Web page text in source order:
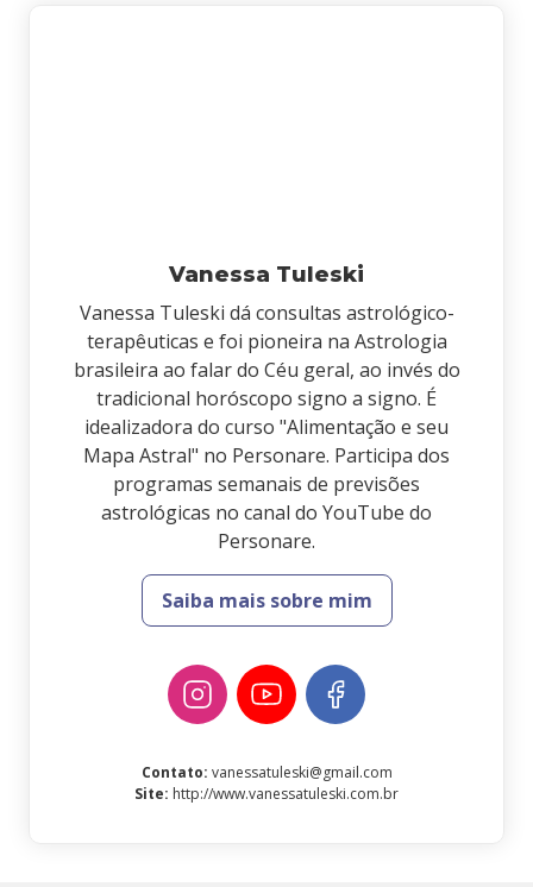
Vanessa Tuleski
Vanessa Tuleski dá consultas astrológico-
terapêuticas e foi pioneira na Astrologia
brasileira ao falar do Céu geral, ao invés do
tradicional horóscopo signo a signo. É
idealizadora do curso "Alimentação e seu
Mapa Astral" no Personare. Participa dos
programas semanais de previsões
astrológicas no canal do YouTube do
Personare.
Saiba mais sobre mim
Contato: vanessatuleski@gmail.com
Site: http://www.vanessatuleski.com.br